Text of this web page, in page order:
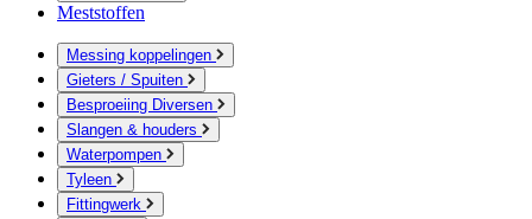
Meststoffen
Messing koppelingen
Gieters / Spuiten
Besproeiing Diversen
Slangen & houders
Waterpompen
Tyleen
Fittingwerk